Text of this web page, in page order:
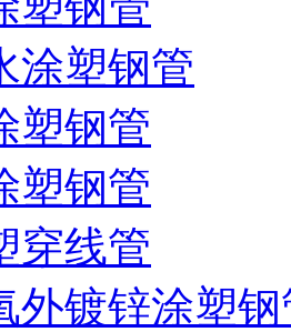
涂塑钢管
塑钢管
塑钢管
穿线管
外镀锌涂塑钢